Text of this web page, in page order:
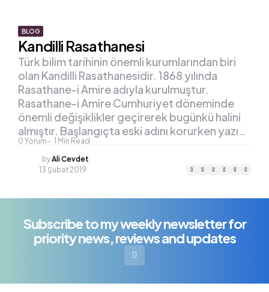
BLOG
Kandilli Rasathanesi
0 Yorum 1 Min Read
Türk bilim tarihinin önemli kurumlarından biri
olan Kandilli Rasathanesidir. 1868 yılında
Rasathane-i Amire adıyla kurulmuştur.
Rasathane-i Amire Cumhuriyet döneminde
önemli değişiklikler geçirerek bugünkü halini
almıştır. Başlangıçta eski adını korurken yazı…
Posted
by
byAli Cevdet
13 Şubat 2019
Subscribe to my weekly newsletter for
priority news, reviews and updates